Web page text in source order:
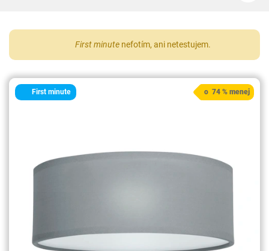
First minute nefotím, ani netestujem.
First minute o 74 % menej